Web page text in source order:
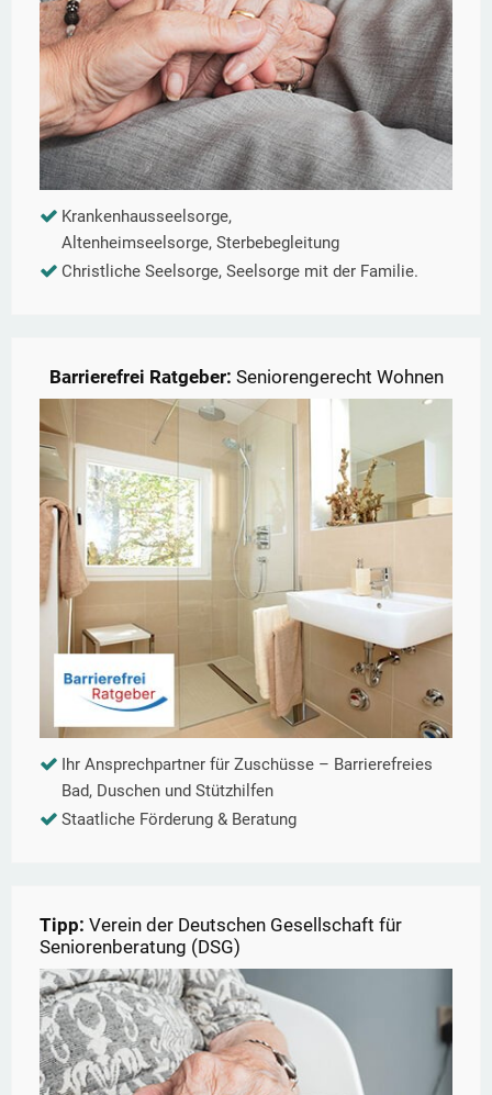
Krankenhausseelsorge,
Altenheimseelsorge, Sterbebegleitung
Christliche Seelsorge, Seelsorge mit der Familie.
Barrierefrei Ratgeber: Seniorengerecht Wohnen
Ihr Ansprechpartner für Zuschüsse – Barrierefreies
Bad, Duschen und Stützhilfen
Staatliche Förderung & Beratung
Tipp: Verein der Deutschen Gesellschaft für
Seniorenberatung (DSG)